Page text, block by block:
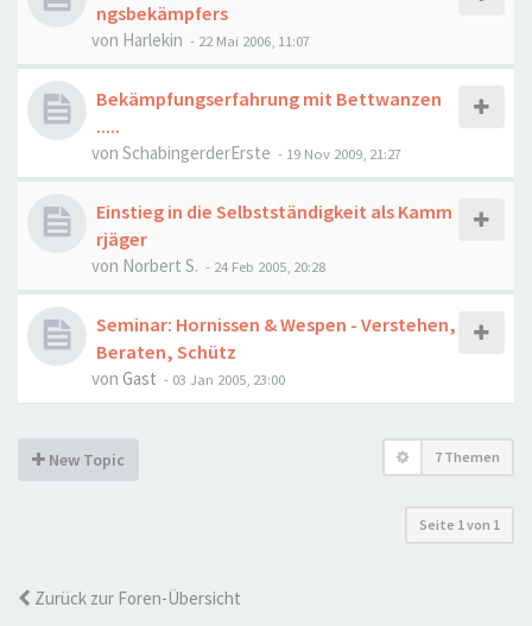
ngsbekämpfers
von Harlekin - 22 Mai 2006, 11:07
Bekämpfungserfahrung mit Bettwanzen
.....
von SchabingerderErste - 19 Nov 2009, 21:27
Einstieg in die Selbstständigkeit als Kamm
rjäger
von Norbert S. - 24 Feb 2005, 20:28
Seminar: Hornissen & Wespen - Verstehen,
Beraten, Schütz
von Gast - 03 Jan 2005, 23:00
New Topic 7 Themen
Seite 1von 1
Zurück zur Foren-Übersicht